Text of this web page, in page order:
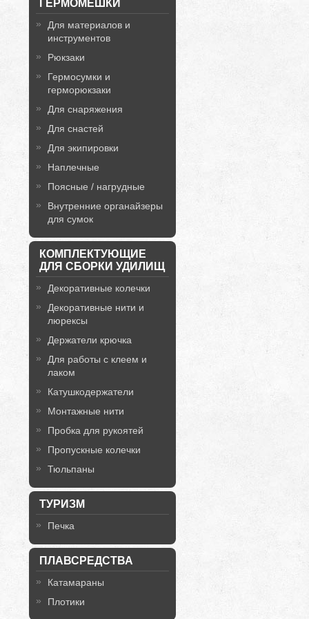
ГЕРМОМЕШКИ
Для материалов и
инструментов
Рюкзаки
Гермосумки и
герморюкзаки
Для снаряжения
Для снастей
Для экипировки
Наплечные
Поясные / нагрудные
Внутренние органайзеры
для сумок
КОМПЛЕКТУЮЩИЕ
ДЛЯ СБОРКИ УДИЛИЩ
Декоративные колечки
Декоративные нити и
люрексы
Держатели крючка
Для работы с клеем и
лаком
Катушкодержатели
Монтажные нити
Пробка для рукоятей
Пропускные колечки
Тюльпаны
ТУРИЗМ
Печка
ПЛАВСРЕДСТВА
Катамараны
Плотики